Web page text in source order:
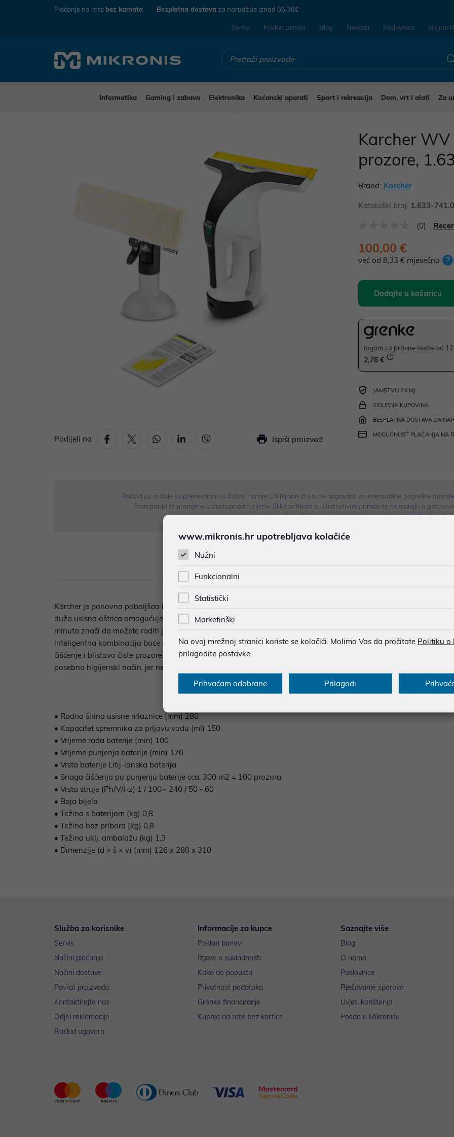
Plaćanje na rate bez kamata Besplatna dostava za narudžbe iznad 66,36€
Servis Poklon bonovi Blog Novosti Poslovnice Najam
Informatika Gaming i zabava Elektronika Kućanski aparati Sport i rekreacija Dom, vrt i alati Za
Podijeli na Ispiši proizvod
Karcher
prozore,
Brand: Karcher
Kataloški broj: 1.633-741.0
(0)
100,00 €
već od 8,33 € mjesečno
Dodajte u košaricu
najam za pravne osobe od
2,78 €
JAMSTVO 24 MJ.
SIGURNA KUPOVINA
BESPLATNA DOSTAVA ZA
MOGUĆNOST PLAĆANJA NA
Podaci uz artikle su prezentirani u dobroj namjeri. Mikronis d.o.o. ne odgovara za eventualne pogreške
štampanja te promjene u dostupnosti i cijene. Slike artikala su ilustrativne prirode te ne moraju u
eventualne nejasnoće možete nas kontaktirati naweb-
Kärcher je ponovno poboljšao izvorni Window Vac i razvio još fleksibilniji model s inovativnom tehnologijom
duža usisna oštrica omogućuje uklanjanje viška tekućine s cijelih površina u samo jednom punjenju. Iznimno
minuta znači da možete raditi još dulje. Možete precizno planirati svoje čišćenje zahvaljujući zaslonu koji
inteligentna kombinacija boce s raspršivačem i krpe za brisanje od mikrovlakana, zajedno s funkcijom
čišćenje i blistavo čiste prozore – bez tragova ili ostataka. Ergonomski WV 6 Plus Window Vac tvrtke Kärcher
posebno higijenski način, jer ne dolazite u izravan kontakt s prljavom vodom.
• Radna širina usisne mlaznice (mm) 280
• Kapacitet spremnika za prljavu vodu (ml) 150
• Vrijeme rada baterije (min) 100
• Vrijeme punjenja baterije (min) 170
• Vrsta baterije Litij-ionska baterija
• Snaga čišćenja po punjenju baterije cca. 300 m2 = 100 prozora
• Vrsta struje (Ph/V/Hz) 1 / 100 - 240 / 50 - 60
• Boja bijela
• Težina s baterijom (kg) 0,8
• Težina bez pribora (kg) 0,8
• Težina uklj. ambalažu (kg) 1,3
• Dimenzije (d × š × v) (mm) 126 x 280 x 310
Služba za korisnike
Servis
Načini plaćanja
Načini dostave
Povrat proizvoda
Kontaktirajte nas
Odjel reklamacije
Raskid ugovora
Informacije za kupce
Poklon bonovi
Izjave o sukladnosti
Kako do popusta
Privatnost podataka
Grenke financiranje
Kupnja na rate bez kartice
Saznajte više
Blog
O nama
Poslovnice
Rješavanje sporova
Uvjeti korištenja
Posao u Mikronisu
www.mikronis.hr upotrebljava kolačiće
Nužni
Funkcionalni
Statistički
Marketinški
Na ovoj mrežnoj stranici koriste se kolačići. Molimo Vas da pročitate Politiku o
prilagodite postavke.
Prihvaćam odabrane Prilagodi